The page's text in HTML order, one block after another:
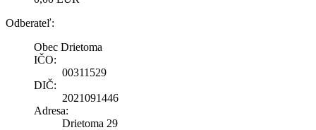
Odberateľ:
Obec Drietoma
IČO:
00311529
DIČ:
2021091446
Adresa:
Drietoma 29